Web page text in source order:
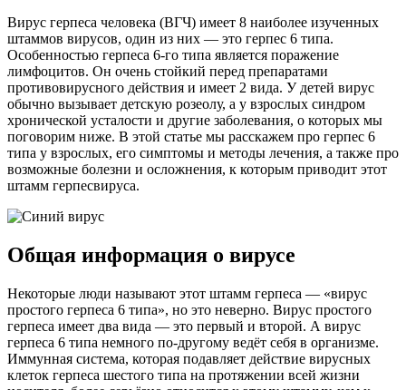
Вирус герпеса человека (ВГЧ) имеет 8 наиболее изученных
штаммов вирусов, один из них — это герпес 6 типа.
Особенностью герпеса 6-го типа является поражение
лимфоцитов. Он очень стойкий перед препаратами
противовирусного действия и имеет 2 вида. У детей вирус
обычно вызывает детскую розеолу, а у взрослых синдром
хронической усталости и другие заболевания, о которых мы
поговорим ниже. В этой статье мы расскажем про герпес 6
типа у взрослых, его симптомы и методы лечения, а также про
возможные болезни и осложнения, к которым приводит этот
штамм герпесвируса.
Общая информация о вирусе
Некоторые люди называют этот штамм герпеса — «вирус
простого герпеса 6 типа», но это неверно. Вирус простого
герпеса имеет два вида — это первый и второй. А вирус
герпеса 6 типа немного по-другому ведёт себя в организме.
Иммунная система, которая подавляет действие вирусных
клеток герпеса шестого типа на протяжении всей жизни